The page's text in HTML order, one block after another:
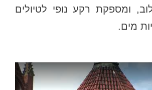
ומספקת רקע נופי לטיולים
מים.